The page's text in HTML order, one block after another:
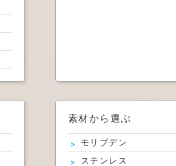
素材から選ぶ
モリブデン
ステンレス